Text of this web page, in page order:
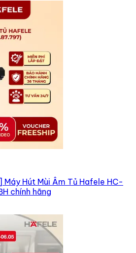
Hút Mùi Âm Tủ Hafele HC-
chính hãng